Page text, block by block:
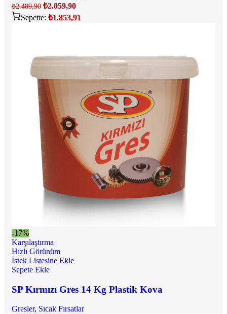
₺2.489,90 ₺2.059,90
Sepette: ₺1.853,91
-17%
Karşılaştırma
Hızlı Görünüm
İstek Listesine Ekle
Sepete Ekle
SP Kırmızı Gres 14 Kg Plastik Kova
Gresler, Sıcak Fırsatlar